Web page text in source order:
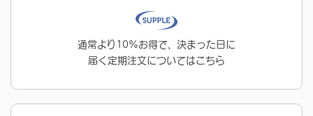
通常より10%お得で、決まった日に
届く定期注文についてはこちら